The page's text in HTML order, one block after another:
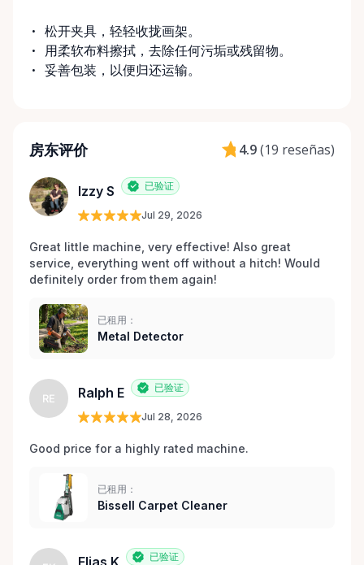
松开夹具，轻轻收拢画架。
用柔软布料擦拭，去除任何污垢或残留物。
妥善包装，以便归还运输。
房东评价 4.9(19 reseñas)
Izzy S 已验证
Jul 29, 2026
Great little machine, very effective! Also great
service, everything went off without a hitch! Would
definitely order from them again!
已租用：
Metal Detector
RE Ralph E 已验证
Jul 28, 2026
Good price for a highly rated machine.
已租用：
Bissell Carpet Cleaner
已验证